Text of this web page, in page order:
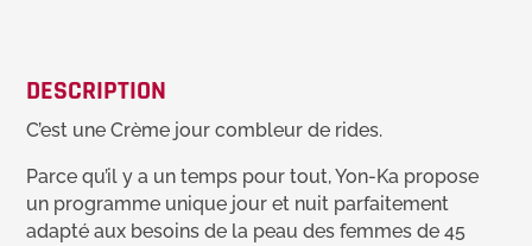
DESCRIPTION
C’est une Crème jour combleur de rides.
Parce qu’il y a un temps pour tout, Yon-Ka propose
un programme unique jour et nuit parfaitement
adapté aux besoins de la peau des femmes de 45